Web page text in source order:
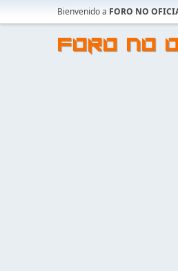
Bienvenido a FORO NO
FORO NO